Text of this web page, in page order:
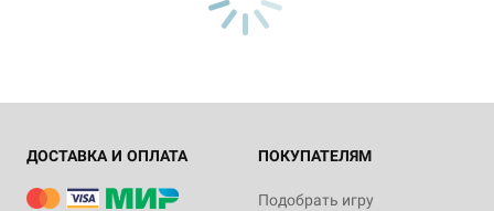
ДОСТАВКА И ОПЛАТА ПОКУПАТЕЛЯМ
Подобрать игру